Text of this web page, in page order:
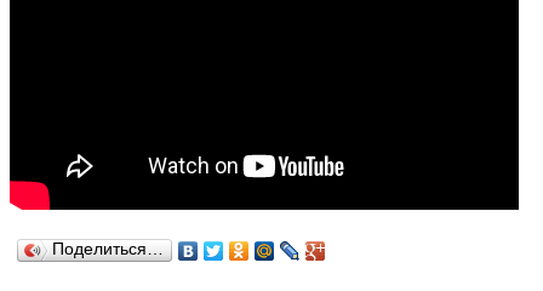
Поделиться…